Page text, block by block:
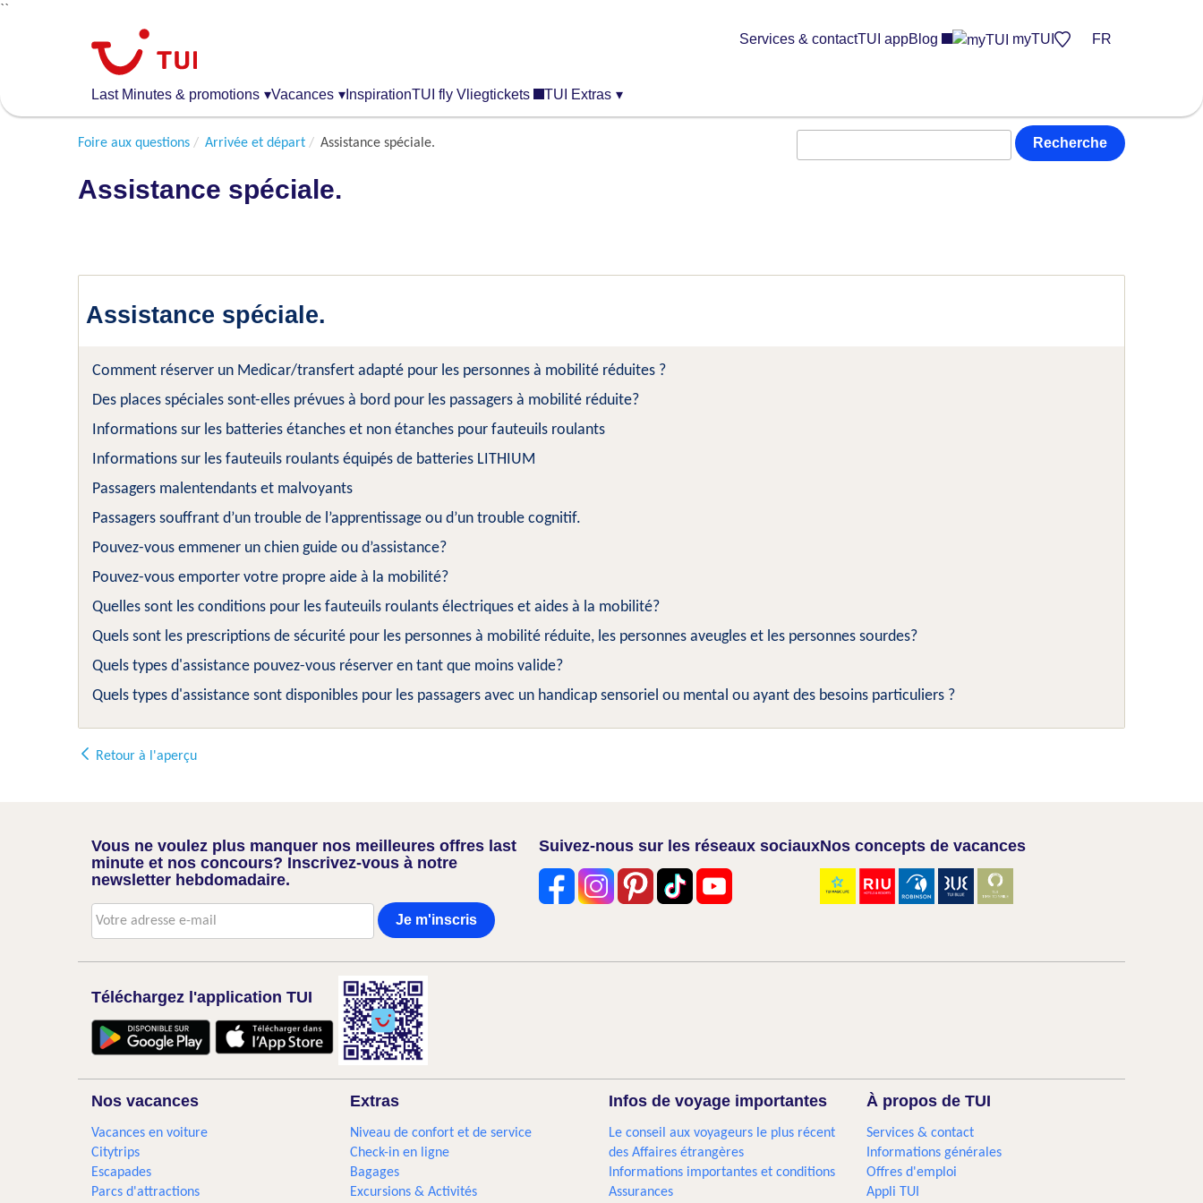
``
Last Minutes & promotions ▾Vacances ▾ InspirationTUI fly Vliegtickets TUI Extras ▾
Services & contactTUI appBlog myTUI FR
Foire aux questions Arrivée et départ Assistance spéciale. Recherche
Assistance spéciale.
Assistance spéciale.
Comment réserver un Medicar/transfert adapté pour les personnes à mobilité réduites ?
Des places spéciales sont-elles prévues à bord pour les passagers à mobilité réduite?
Informations sur les batteries étanches et non étanches pour fauteuils roulants
Informations sur les fauteuils roulants équipés de batteries LITHIUM
Passagers malentendants et malvoyants
Passagers souffrant d’un trouble de l’apprentissage ou d’un trouble cognitif.
Pouvez-vous emmener un chien guide ou d’assistance?
Pouvez-vous emporter votre propre aide à la mobilité?
Quelles sont les conditions pour les fauteuils roulants électriques et aides à la mobilité?
Quels sont les prescriptions de sécurité pour les personnes à mobilité réduite, les personnes aveugles et les personnes sourdes?
Quels types d'assistance pouvez-vous réserver en tant que moins valide?
Quels types d'assistance sont disponibles pour les passagers avec un handicap sensoriel ou mental ou ayant des besoins particuliers ?
Retour à l'aperçu
Vous ne voulez plus manquer nos meilleures offres last
minute et nos concours? Inscrivez-vous à notre
newsletter hebdomadaire.
Je m'inscris
Suivez-nous sur les réseaux sociauxNos concepts de vacances
Téléchargez l'application TUI
Nos vacances
Vacances en voiture
Citytrips
Escapades
Parcs d'attractions
Extras
Niveau de confort et de service
Check-in en ligne
Bagages
Excursions & Activités
Infos de voyage importantes
Le conseil aux voyageurs le plus récent
des Affaires étrangères
Informations importantes et conditions
Assurances
À propos de TUI
Services & contact
Informations générales
Offres d'emploi
Appli TUI